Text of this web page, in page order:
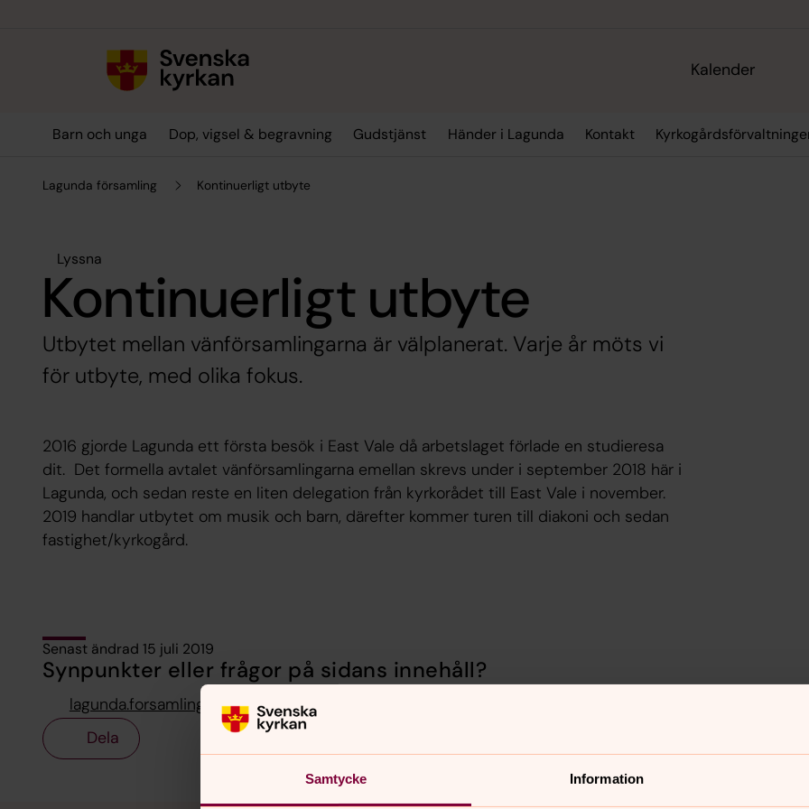
Samtycke Information
Kalender
Barn och unga Dop, vigsel & begravning Gudstjänst Händer i Lagunda Kontakt
Lagunda församling Kontinuerligt utbyte
Lyssna
Kontinuerligt utbyte
Utbytet mellan vänförsamlingarna är välplanerat. Varje år möts vi
för utbyte, med olika fokus.
2016 gjorde Lagunda ett första besök i East Vale då arbetslaget förlade en studieresa
dit. Det formella avtalet vänförsamlingarna emellan skrevs under i september 2018 här i
Lagunda, och sedan reste en liten delegation från kyrkorådet till East Vale i november.
2019 handlar utbytet om musik och barn, därefter kommer turen till diakoni och sedan
fastighet/kyrkogård.
Senast ändrad 15 juli 2019
Synpunkter eller frågor på sidans innehåll?
lagunda.forsamling@svenskakyrkan.se
Dela